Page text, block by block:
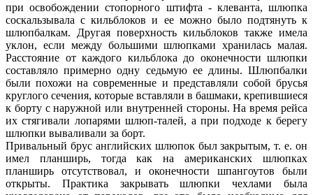
при освобождении стопорного штифта - клеванта, шлюпка
соскальзывала с кильблоков и ее можно было подтянуть к
шлюпбалкам. Другая поверхность кильблоков также имела
уклон, если между большими шлюпками хранилась малая.
Расстояние от каждого кильблока до оконечности шлюпки
составляло примерно одну седьмую ее длины. Шлюпбалки
были похожи на современные и представляли собой брусья
круглого сечения, которые вставляли в башмаки, крепившиеся
к борту с наружной или внутренней стороны. На время рейса
их стягивали лопарями шлюп-талей, а при подходе к берегу
шлюпки вываливали за борт.
Привальный брус английских шлюпок был закрытым, т. е. он
имел планширь, тогда как на американских шлюпках
планширь отсутствовал, и оконечности шпангоутов были
открыты. Практика закрывать шлюпки чехлами была